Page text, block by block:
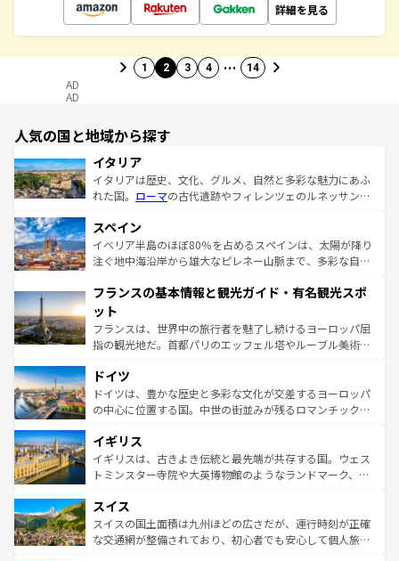
詳細を見る
1 2 3 4 … 14
AD
AD
人気の国と地域から探す
イタリア
イタリアは歴史、文化、グルメ、自然と多彩な魅力にあふ
れた国。 ローマの古代遺跡やフィレンツェのルネッサンス
ろん、トスカーナの美しい田園風景やアマルフィ海岸の絶
景など、自然景観も見逃せない。観光の合間には、本場の
ピザやパスタなど、絶品のイタリア料理を堪能することも
ませてくれるイタリアで、忘れられない旅をしてみよう！
なお、新着のイタリア情報は
しい。
スペイン
イベリア半島のほぼ80％を占めるスペインは、太陽が降り
注ぐ地中海沿岸から雄大なピレネー山脈まで、多彩な自然
文化が根付くこの国では、情熱的なフラメンコ、熱気あふ
れる闘牛、そして美味しいタパスが生活の一部となってい
る。首都マドリードの洗練された雰囲気や、バルセロナの
アートに溢れた街角から、地方では古代ローマ遺跡や中世
せる。地方によって風土や気候が異なるスペインはその個
性で訪れる人を魅了する。 なお、新着のスペイン情報は コ
ンテンツ一覧を参照してほしい。
フランスの基本情報と観光ガイド・有名観光スポ
ット
フランスは、世界中の旅行者を魅了し続けるヨーロッパ屈
指の観光地だ。首都パリのエッフェル塔やルーブル美術館
で、幅広い魅力が詰まっている。華麗な宮殿、歴史的な大
聖堂、美しいビーチ、そして豊かな自然が、訪れる者を心
から魅了する。また、フランスは美食の国としても知ら
いる。シャンパンの発祥地であるランス、プロヴァンスの
香り高いラベンダー畑など、多彩な楽しみ方が可能だ。さ
らに、パリ以外の地域にも魅力が溢れており、どの街角に
れる地方に足を運ぶとそれぞれで全く異なる文化を体験で
きるだろう。 なお、新着のフランス情報はコンテンツ一覧
を参照してほしい。
ドイツ
ドイツは、豊かな歴史と多彩な文化が交差するヨーロッパ
の中心に位置する国。中世の街並みが残るロマンチック街
顔を持つこの国は、どこを歩いても飽きることがない。ベ
ルリンの文化的活気、バイエルン州のアルプスの絶景、そ
してライン川沿いのワイン畑といった風景は必見。ビール
は、お酒好きな人にはぜひ体験してほしい。 なお、新着の
ドイツ情報はコンテンツ一覧を参照してほしい。
イギリス
イギリスは、古きよき伝統と最先端が共存する国。ウェス
トミンスター寺院や大英博物館のようなランドマーク、歴
リアごとに異なる魅力がある。また、優雅なアフタヌーン
ティー、ビール好きにはたまらない英国パブ、サッカー観
戦など、本場だからこそできる体験も豊富。イギリスを旅
スイス
スイスの国土面積は九州ほどの広さだが、運行時刻が正確
な交通網が整備されており、初心者でも安心して個人旅行